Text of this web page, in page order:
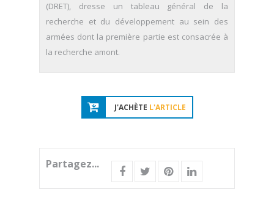
(DRET), dresse un tableau général de la
recherche et du développement au sein des
armées dont la première partie est consacrée à
la recherche amont.
J'ACHÈTE L'ARTICLE
Partagez...